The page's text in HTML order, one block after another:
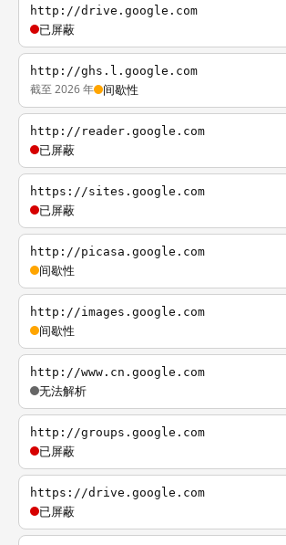
http://drive.google.com
已屏蔽
http://ghs.l.google.com
截至 2026 年 间歇性
http://reader.google.com
已屏蔽
https://sites.google.com
已屏蔽
http://picasa.google.com
间歇性
http://images.google.com
间歇性
http://www.cn.google.com
无法解析
http://groups.google.com
已屏蔽
https://drive.google.com
已屏蔽